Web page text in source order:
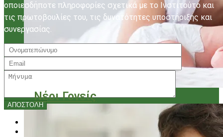
Νέοι Γονείς
οποιεσδήποτε πληροφορίες σχετικά με το Ινστιτούτο και
τις πρωτοβουλίες του, τις δυνατότητες υποστήριξης και
συνεργασίας.